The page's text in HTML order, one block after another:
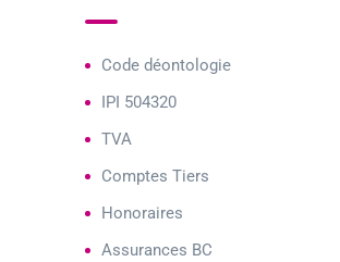
Code déontologie
IPI 504320
TVA
Comptes Tiers
Honoraires
Assurances BC